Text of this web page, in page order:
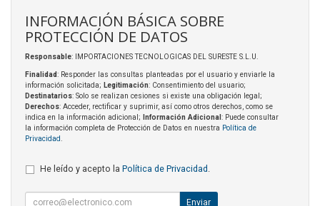
INFORMACIÓN BÁSICA SOBRE
PROTECCIÓN DE DATOS
Responsable: IMPORTACIONES TECNOLOGICAS DEL SURESTE S.L.U.
Finalidad: Responder las consultas planteadas por el usuario y enviarle la
información solicitada; Legitimación: Consentimiento del usuario;
Destinatarios: Solo se realizan cesiones si existe una obligación legal;
Derechos: Acceder, rectificar y suprimir, así como otros derechos, como se
indica en la información adicional;
Información Adicional : Puede consultar
la información completa de Protección de Datos en nuestra Política de
Privacidad
He leído y acepto la Política de Privacidad
Enviar